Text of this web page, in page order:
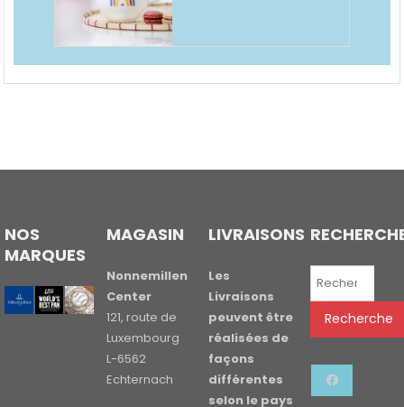
NOS
MARQUES
MAGASIN
Nonnemillen
Center
121, route de
Luxembourg
L-6562
Echternach
LIVRAISONS
Les
Livraisons
peuvent être
réalisées de
façons
différentes
selon le pays
Recherche